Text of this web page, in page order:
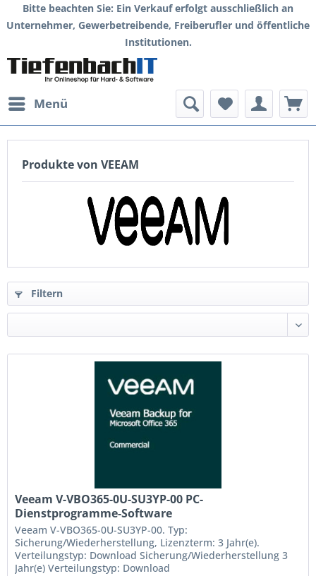
Bitte beachten Sie: Ein Verkauf erfolgt ausschließlich an
Unternehmer, Gewerbetreibende, Freiberufler und öffentliche
Institutionen.
Menü
Produkte von VEEAM
Filtern
Veeam V-VBO365-0U-SU3YP-00 PC-
Dienstprogramme-Software
Sicherung/Wiederherstellung 3 Jahre (V-VBO365-
0U-SU3YP-00)
Veeam V-VBO365-0U-SU3YP-00. Typ:
Sicherung/Wiederherstellung, Lizenzterm: 3 Jahr(e).
Verteilungstyp: Download Sicherung/Wiederherstellung 3
Jahr(e) Verteilungstyp: Download